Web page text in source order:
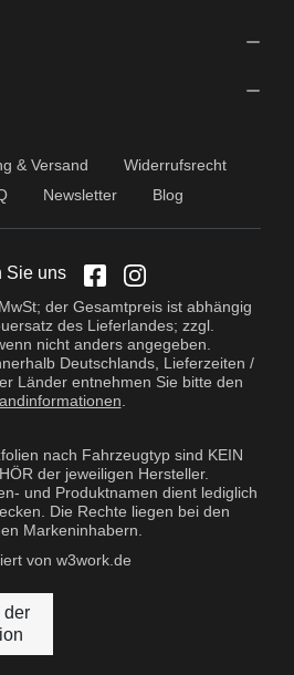
& Versand
Widerrufsrecht
Newsletter Blog
Sie uns
der Gesamtpreis ist abhängig
des Lieferlandes; zzgl.
wenn nicht anders angegeben.
Deutschlands, Lieferzeiten /
Länder entnehmen Sie bitte den
nach Fahrzeugtyp sind KEIN
der jeweiligen Hersteller.
und Produktnamen dient lediglich
Die Rechte liegen bei den
Markeninhabern.
von w3work.de